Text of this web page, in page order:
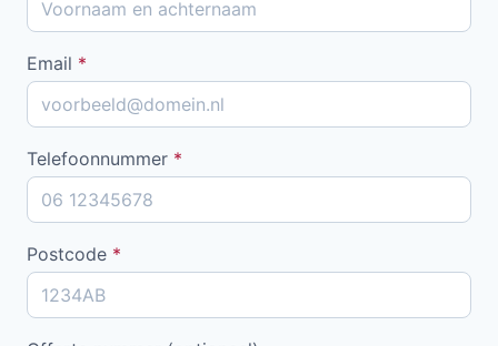
Email *
Telefoonnummer *
Postcode *